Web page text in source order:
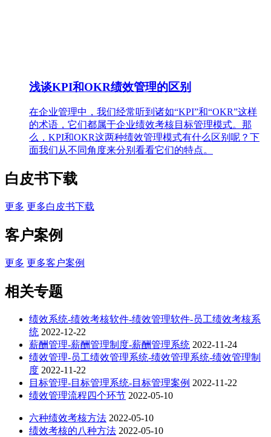
浅谈KPI和OKR绩效管理的区别
在企业管理中，我们经常听到诸如“KPI”和“OKR”这样
的术语，它们都属于企业绩效考核目标管理模式。那
么，KPI和OKR这两种绩效管理模式有什么区别呢？下
面我们从不同角度来分别看看它们的特点。
白皮书下载
更多 更多白皮书下载
客户案例
更多 更多客户案例
相关专题
绩效系统-绩效考核软件-绩效管理软件-员工绩效考核系
统 2022-12-22
薪酬管理-薪酬管理制度-薪酬管理系统 2022-11-24
绩效管理-员工绩效管理系统-绩效管理系统-绩效管理制
度 2022-11-22
目标管理-目标管理系统-目标管理案例 2022-11-22
绩效管理流程四个环节 2022-05-10
六种绩效考核方法 2022-05-10
绩效考核的八种方法 2022-05-10